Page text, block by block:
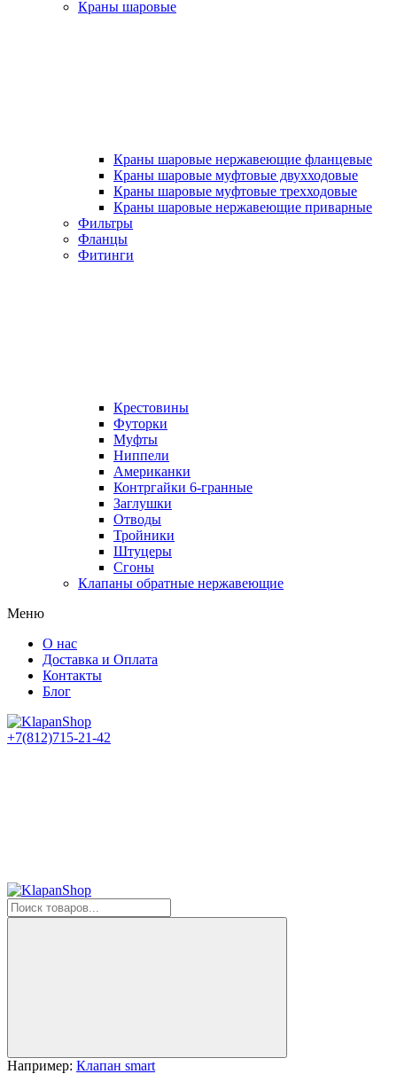
Краны шаровые
Краны шаровые нержавеющие фланцевые
Краны шаровые муфтовые двухходовые
Краны шаровые муфтовые трехходовые
Краны шаровые нержавеющие приварные
Фильтры
Фланцы
Фитинги
Крестовины
Футорки
Муфты
Ниппели
Американки
Контргайки 6-гранные
Заглушки
Отводы
Тройники
Штуцеры
Сгоны
Клапаны обратные нержавеющие
Меню
О нас
Доставка и Оплата
Контакты
Блог
+7(812)715-21-42
Например: Клапан smart